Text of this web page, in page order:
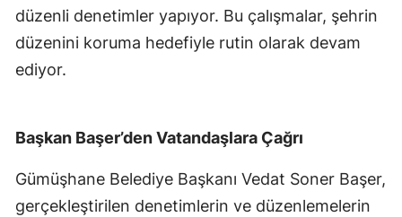
Kilis
düzenli denetimler yapıyor. Bu çalışmalar, şehrin
düzenini koruma hedefiyle rutin olarak devam
ediyor.
Başkan Başer’den Vatandaşlara Çağrı
Gümüşhane Belediye Başkanı Vedat Soner Başer,
gerçekleştirilen denetimlerin ve düzenlemelerin